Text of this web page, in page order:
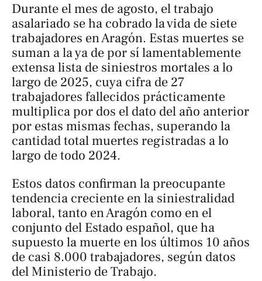
Durante el mes de agosto, el trabajo
asalariado se ha cobrado la vida de siete
trabajadores en Aragón. Estas muertes se
suman a la ya de por sí lamentablemente
extensa lista de siniestros mortales a lo
largo de 2025, cuya cifra de 27
trabajadores fallecidos prácticamente
multiplica por dos el dato del año anterior
por estas mismas fechas, superando la
cantidad total muertes registradas a lo
largo de todo 2024.
Estos datos confirman la preocupante
tendencia creciente en la siniestralidad
laboral, tanto en Aragón como en el
conjunto del Estado español, que ha
supuesto la muerte en los últimos 10 años
de casi 8.000 trabajadores, según datos
del Ministerio de Trabajo.